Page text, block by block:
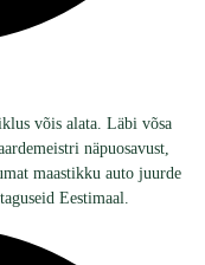
võis alata. Läbi võsa
näpuosavust,
maastikku auto juurde
Eestimaal.